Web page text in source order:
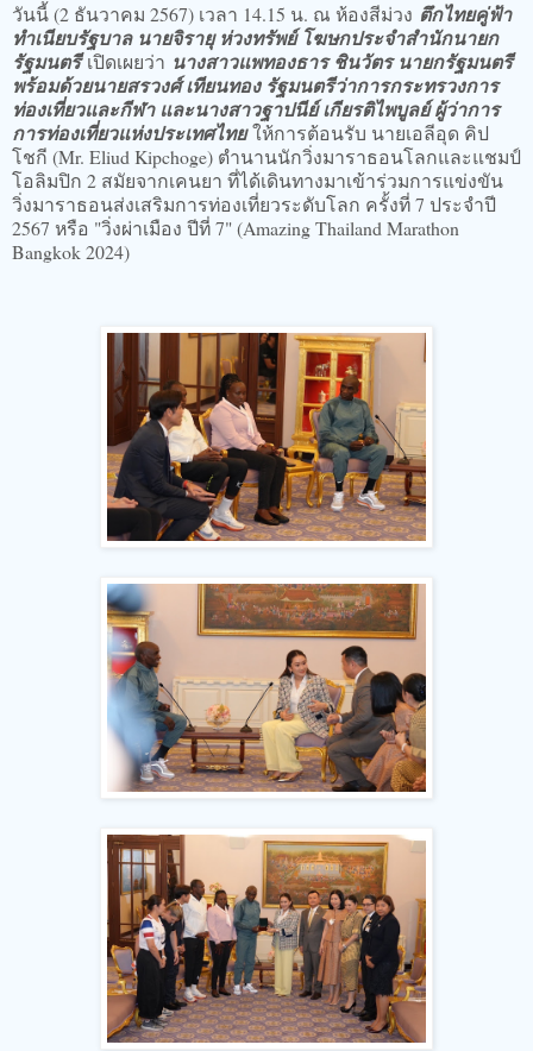
วันนี้ (2 ธันวาคม 2567) เวลา 14.15 น. ณ ห้องสีม่วง ตึกไทยคู่ฟ้า
ทำเนียบรัฐบาล นายจิรายุ ห่วงทรัพย์ โฆษกประจำสำนักนายก
รัฐมนตรีเปิดเผยว่า นางสาวแพทองธาร ชินวัตร นายกรัฐมนตรี
พร้อมด้วยนายสรวงศ์ เทียนทอง รัฐมนตรีว่าการกระทรวงการ
ท่องเที่ยวและกีฬา และนางสาวฐาปนีย์ เกียรติไพบูลย์ ผู้ว่าการ
การท่องเที่ยวแห่งประเทศไทยให้การต้อนรับ นายเอลีอุด คิป
โชกี (Mr. Eliud Kipchoge) ตำนานนักวิ่งมาราธอนโลกและแชมป์
โอลิมปิก 2 สมัยจากเคนยา ที่ได้เดินทางมาเข้าร่วมการแข่งขัน
วิ่งมาราธอนส่งเสริมการท่องเที่ยวระดับโลก ครั้งที่ 7 ประจำปี
2567 หรือ "วิ่งผ่าเมือง ปีที่ 7" (Amazing Thailand Marathon
Bangkok 2024)